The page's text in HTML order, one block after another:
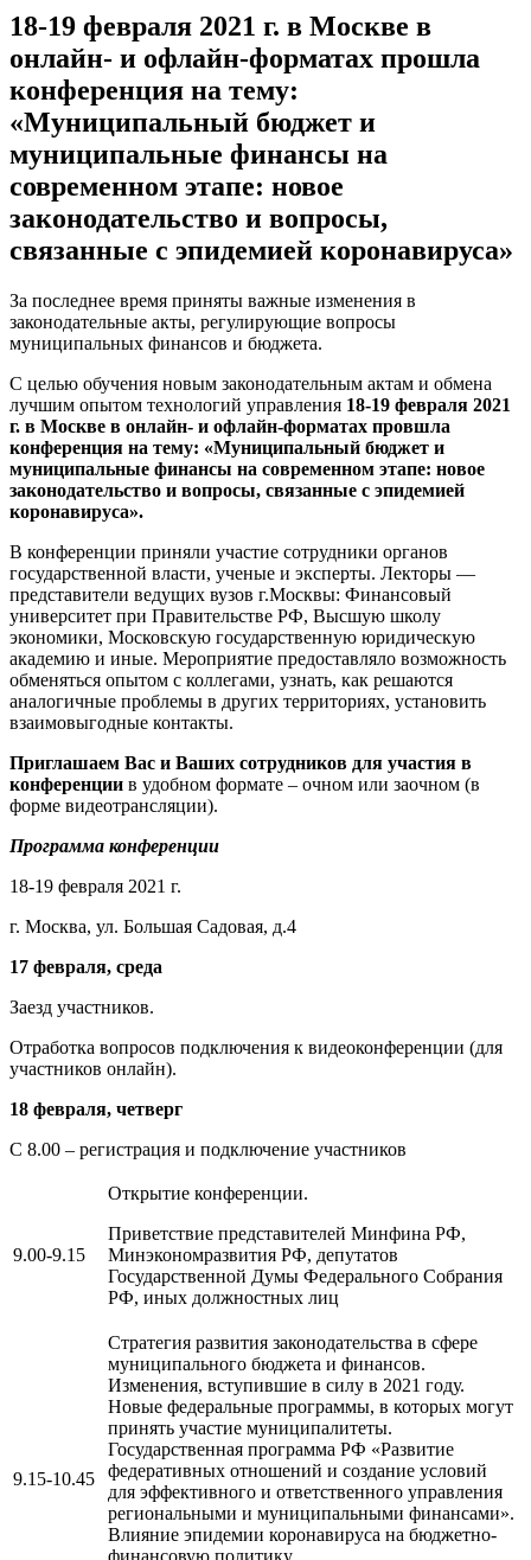
18-19 февраля 2021 г. в Москве в
онлайн- и офлайн-форматах прошла
конференция на тему:
«Муниципальный бюджет и
муниципальные финансы на
современном этапе: новое
законодательство и вопросы,
связанные с эпидемией коронавируса»
За последнее время приняты важные изменения в
законодательные акты, регулирующие вопросы
муниципальных финансов и бюджета.
С целью обучения новым законодательным актам и обмена
лучшим опытом технологий управления 18-19 февраля 2021
г. в Москве в онлайн- и офлайн-форматах провшла
конференция на тему: «Муниципальный бюджет и
муниципальные финансы на современном этапе: новое
законодательство и вопросы, связанные с эпидемией
коронавируса».
В конференции приняли участие сотрудники органов
государственной власти, ученые и эксперты. Лекторы —
представители ведущих вузов г.Москвы: Финансовый
университет при Правительстве РФ, Высшую школу
экономики, Московскую государственную юридическую
академию и иные. Мероприятие предоставляло возможность
обменяться опытом с коллегами, узнать, как решаются
аналогичные проблемы в других территориях, установить
взаимовыгодные контакты.
Приглашаем Вас и Ваших сотрудников для участия в
конференции в удобном формате – очном или заочном (в
форме видеотрансляции).
Программа конференции
18-19 февраля 2021 г.
г. Москва, ул. Большая Садовая, д.4
17 февраля, среда
Заезд участников.
Отработка вопросов подключения к видеоконференции (для
участников онлайн).
18 февраля, четверг
С 8.00 – регистрация и подключение участников
9.00-9.15
Открытие конференции.
Приветствие представителей Минфина РФ,
Минэкономразвития РФ, депутатов
Государственной Думы Федерального Собрания
РФ, иных должностных лиц
9.15-10.45
Стратегия развития законодательства в сфере
муниципального бюджета и финансов.
Изменения, вступившие в силу в 2021 году.
Новые федеральные программы, в которых могут
принять участие муниципалитеты.
Государственная программа РФ «Развитие
федеративных отношений и создание условий
для эффективного и ответственного управления
региональными и муниципальными финансами».
Влияние эпидемии коронавируса на бюджетно-
финансовую политику.